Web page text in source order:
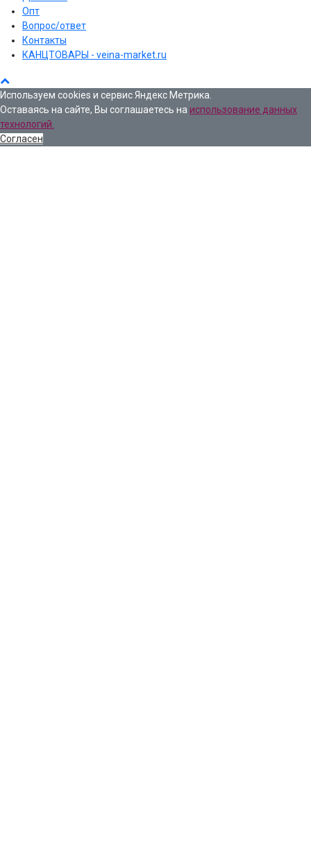
Опт
Вопрос/ответ
Контакты
КАНЦТОВАРЫ - veina-market.ru
Используем cookies и сервис Яндекс Метрика.
Оставаясь на сайте, Вы соглашаетесь на использование данных
технологий.
Согласен